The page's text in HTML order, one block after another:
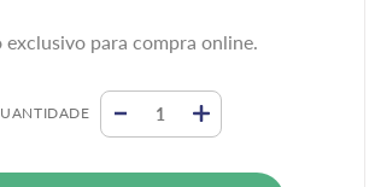
exclusivo para compra online.